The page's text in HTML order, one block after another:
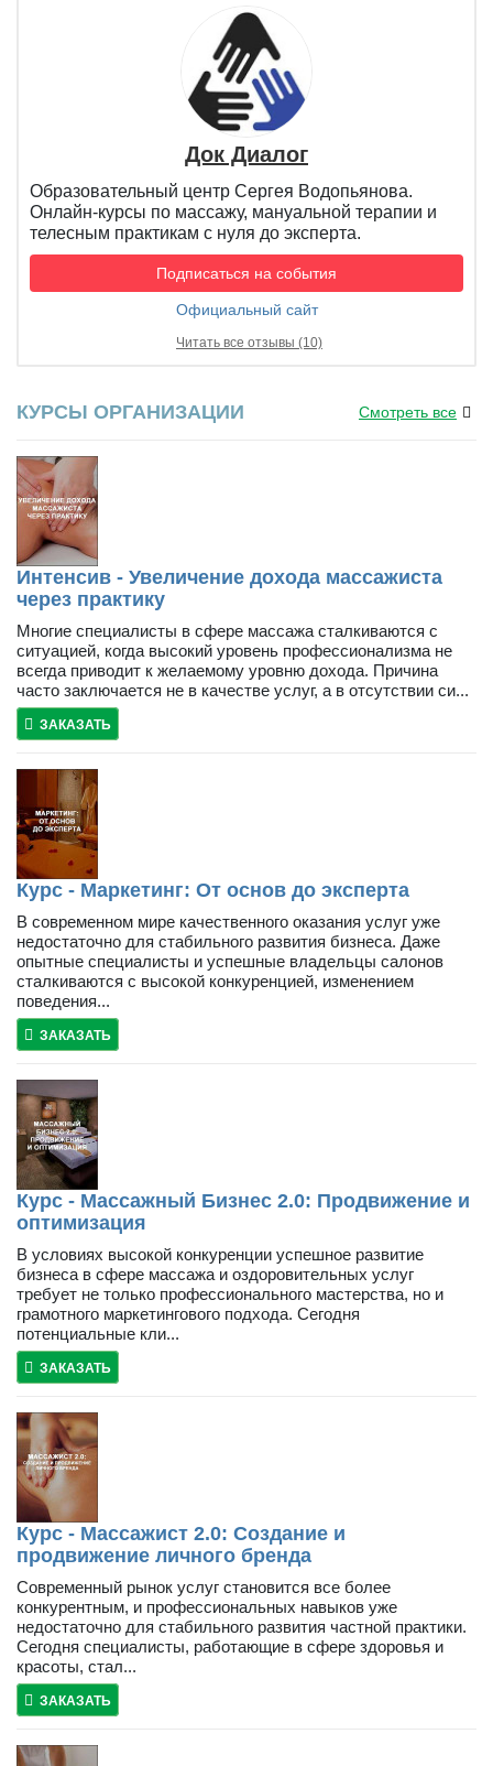
Док Диалог
Образовательный центр Сергея Водопьянова.
Онлайн-курсы по массажу, мануальной терапии и
телесным практикам с нуля до эксперта.
Подписаться на события
Официальный сайт
Читать все отзывы (10)
КУРСЫ ОРГАНИЗАЦИИ Смотреть все
Интенсив - Увеличение дохода массажиста
через практику
Многие специалисты в сфере массажа сталкиваются с
ситуацией, когда высокий уровень профессионализма не
всегда приводит к желаемому уровню дохода. Причина
часто заключается не в качестве услуг, а в отсутствии си...
ЗАКАЗАТЬ
Курс - Маркетинг: От основ до эксперта
В современном мире качественного оказания услуг уже
недостаточно для стабильного развития бизнеса. Даже
опытные специалисты и успешные владельцы салонов
сталкиваются с высокой конкуренцией, изменением
поведения...
ЗАКАЗАТЬ
Курс - Массажный Бизнес 2.0: Продвижение и
оптимизация
В условиях высокой конкуренции успешное развитие
бизнеса в сфере массажа и оздоровительных услуг
требует не только профессионального мастерства, но и
грамотного маркетингового подхода. Сегодня
потенциальные кли...
ЗАКАЗАТЬ
Курс - Массажист 2.0: Создание и
продвижение личного бренда
Современный рынок услуг становится все более
конкурентным, и профессиональных навыков уже
недостаточно для стабильного развития частной практики.
Сегодня специалисты, работающие в сфере здоровья и
красоты, стал...
ЗАКАЗАТЬ